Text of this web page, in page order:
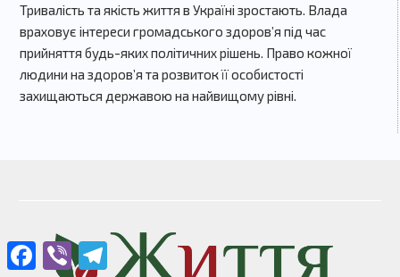
Тривалість та якість життя в Україні зростають. Влада
враховує інтереси громадського здоров’я під час
прийняття будь-яких політичних рішень. Право кожної
людини на здоров’я та розвиток її особистості
захищаються державою на найвищому рівні.
Facebook
Viber Telegram